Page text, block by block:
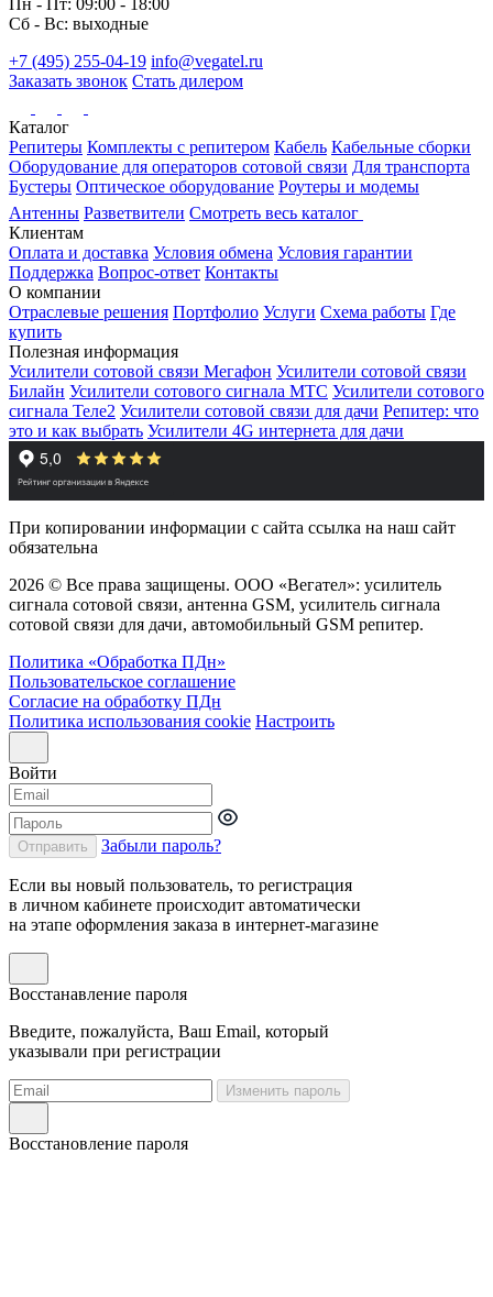
Сб - Вс: выходные
+7 (495) 255-04-19 info@vegatel.ru
Заказать звонок Стать дилером
Каталог
Репитеры Комплекты с репитером Кабель Кабельные сборки
Оборудование для операторов сотовой связи Для транспорта
Бустеры Оптическое оборудование Роутеры и модемы
Антенны Разветвители Смотреть весь каталог
Клиентам
Оплата и доставка Условия обмена Условия гарантии
Поддержка Вопрос-ответ Контакты
О компании
Отраслевые решения Портфолио Услуги Схема работы Где
купить
Полезная информация
Усилители сотовой связи Мегафон Усилители сотовой связи
Билайн Усилители сотового сигнала МТС Усилители сотового
сигнала Теле2 Усилители сотовой связи для дачи Репитер: что
это и как выбрать Усилители 4G интернета для дачи
При копировании информации с сайта ссылка на наш сайт
обязательна
2026 © Все права защищены. ООО «Вегател»: усилитель
сигнала сотовой связи, антенна GSM, усилитель сигнала
сотовой связи для дачи, автомобильный GSM репитер.
Политика «Обработка ПДн»
Пользовательское соглашение
Согласие на обработку ПДн
Политика использования cookie Настроить
Войти
Отправить Забыли пароль?
Если вы новый пользователь, то регистрация
в личном кабинете происходит автоматически
на этапе оформления заказа в интернет-магазине
Восстанавление пароля
Введите, пожалуйста, Ваш Email, который
указывали при регистрации
Изменить пароль
Восстановление пароля